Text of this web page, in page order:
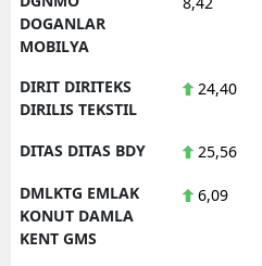
DOGANLAR
MOBILYA
DIRIT DIRITEKS
DIRILIS TEKSTIL
24,40
DITAS DITAS BDY 25,56
DMLKTG EMLAK
KONUT DAMLA
KENT GMS
6,09